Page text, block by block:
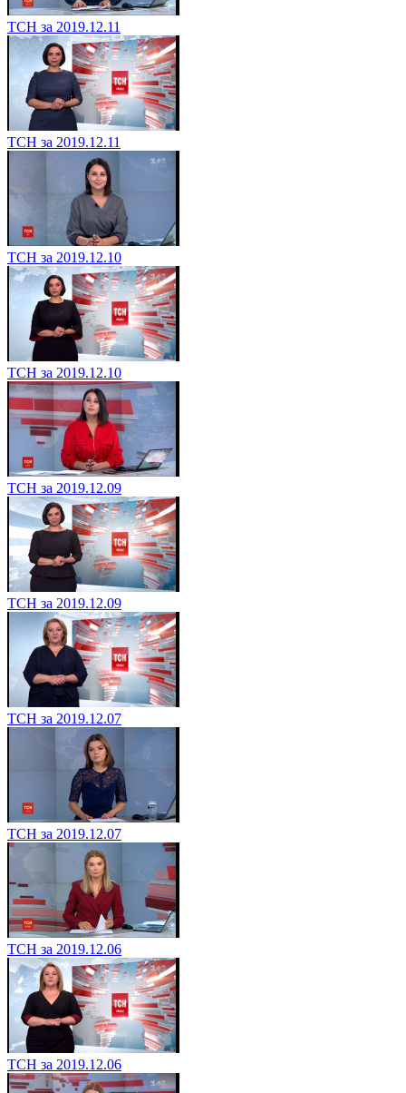
ТСН за 2019.12.11
ТСН за 2019.12.11
ТСН за 2019.12.10
ТСН за 2019.12.10
ТСН за 2019.12.09
ТСН за 2019.12.09
ТСН за 2019.12.07
ТСН за 2019.12.07
ТСН за 2019.12.06
ТСН за 2019.12.06